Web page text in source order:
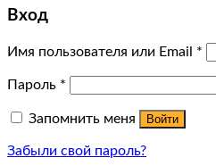
Вход
Имя пользователя или Email *
Пароль *
Запомнить меня Войти
Забыли свой пароль?